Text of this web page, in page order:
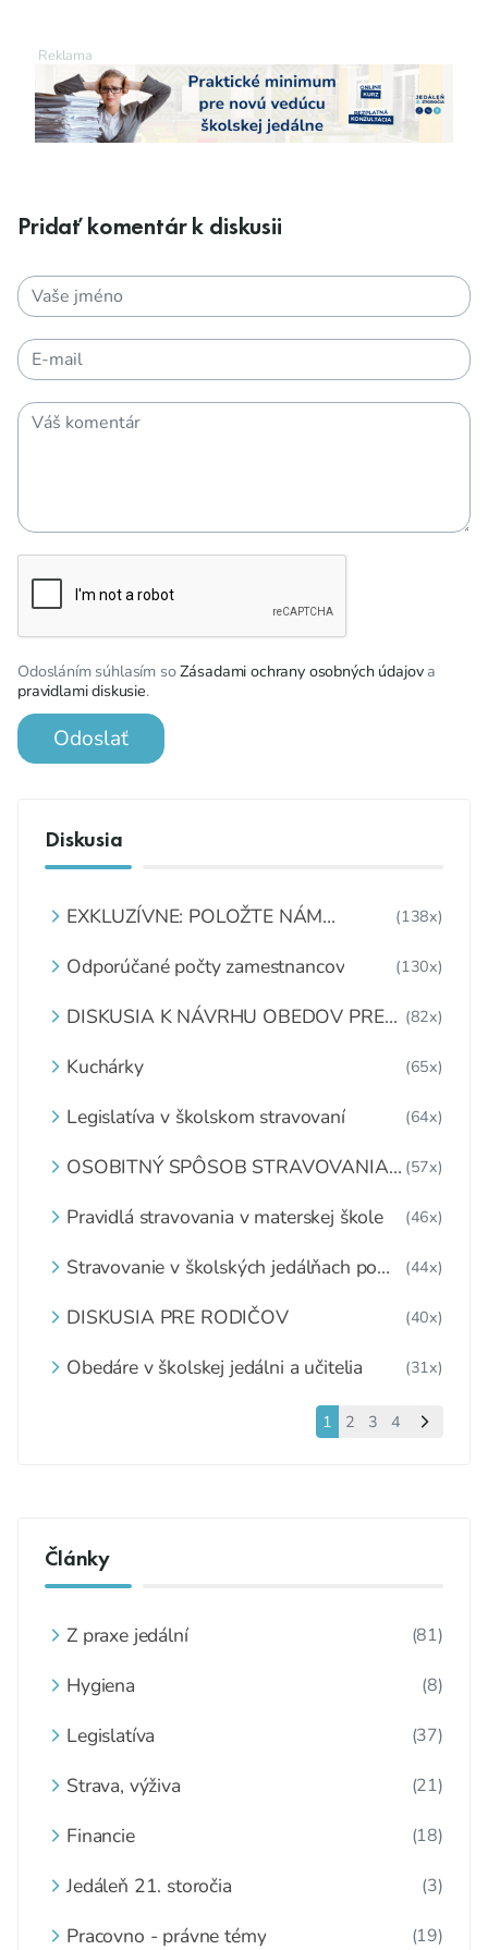
Pridať komentár k diskusii
Odosláním súhlasím soZásadami ochrany osobných údajova
pravidlami diskusie.
Odoslať
Diskusia
EXKLUZÍVNE: POLOŽTE NÁM
(138x)
Odporúčané počty zamestnancov (130x)
DISKUSIA K NÁVRHU OBEDOV PRE
(82x)
Kuchárky (65x)
Legislatíva v školskom stravovaní (64x)
OSOBITNÝ SPÔSOB STRAVOVANIA
ZARIADENÍ
(57x)
Pravidlá stravovania v materskej škole (46x)
Stravovanie v školských jedálňach po
(44x)
DISKUSIA PRE RODIČOV (40x)
Obedáre v školskej jedálni a učitelia (31x)
1 2 3 4
Články
Z praxe jedální (81)
Hygiena (8)
Legislatíva (37)
Strava, výživa (21)
Financie (18)
Jedáleň 21. storočia (3)
Pracovno - právne témy (19)